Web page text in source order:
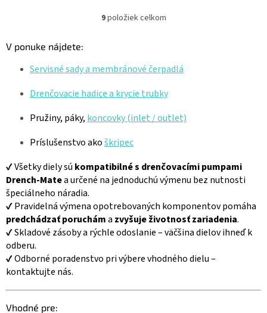
O
d
c
i
e
p
v
y
v
p
i
s
u
9položiek celkom
V ponuke nájdete:
Servisné sady a membránové čerpadlá
Drenčovacie hadice a krycie trubky
Pružiny, páky, koncovky (inlet / outlet)
Príslušenstvo akoškripec
✔ Všetky diely sú kompatibilné s drenčovacími pumpami
Drench-Matea určené na jednoduchú výmenu bez nutnosti
špeciálneho náradia.
✔ Pravidelná výmena opotrebovaných komponentov pomáha
predchádzať porucháma zvyšuje životnosť zariadenia.
✔ Skladové zásoby a rýchle odoslanie – väčšina dielov ihneď k
odberu.
✔ Odborné poradenstvo pri výbere vhodného dielu –
kontaktujte nás.
Vhodné pre: